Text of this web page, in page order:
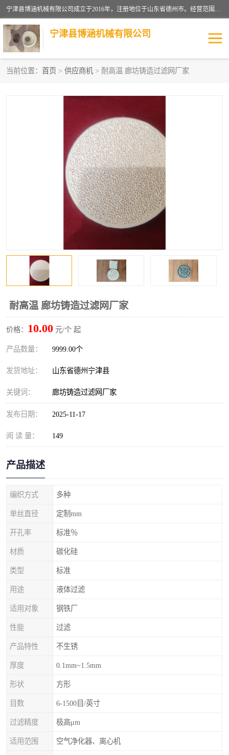
宁津县博涵机械有限公司成立于2016年，注册地位于山东省德州市。经营范围包括：机械设备研发、生产及销售，铸造用造型材料生产、销售，玻璃纤维及制品制造、销售，汽车零配件零售，机械零件、零部件加工，机械零件、零部件销售等；主要产品有：纤维过滤网,陶瓷过滤器,泡沫陶瓷过滤器,耐高温纤维过滤器,铸铁过滤器,铸铜过滤网,铸铝过滤网,铝轮毂过滤网,高效过滤网,高效陶瓷过滤网,高效纤维过滤网。
宁津县博涵机械有限公司
当前位置： 首页 > 供应商机 > 耐高温 廊坊铸造过滤网厂家
耐高温 廊坊铸造过滤网厂家
价格： 10.00 元/个 起
产品数量： 9999.00个
发货地址： 山东省德州宁津县
关键词： 廊坊铸造过滤网厂家
发布日期： 2025-11-17
阅 读 量： 149
产品描述
编织方式 多种
单丝直径 定制mm
开孔率 标准％
材质 碳化硅
类型 标准
用途 液体过滤
适用对象 钢铁厂
性能 过滤
产品特性 不生锈
厚度 0.1mm~1.5mm
形状 方形
目数 6-1500目/英寸
过滤精度 极高μm
适用范围 空气净化器、离心机
挡渣棉
避脏网